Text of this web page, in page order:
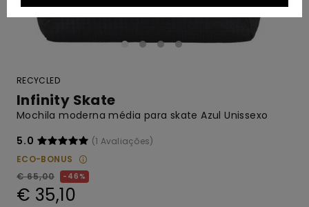
RECYCLED
Infinity Skate
Mochila moderna média para skate Azul Unissexo
5.0
(1 Avaliações)
ECO-BONUS
€ 65,00
46%
€ 35,10